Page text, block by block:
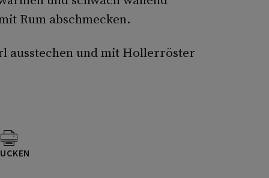
Rum abschmecken.
ausstechen und mit Hollerröster